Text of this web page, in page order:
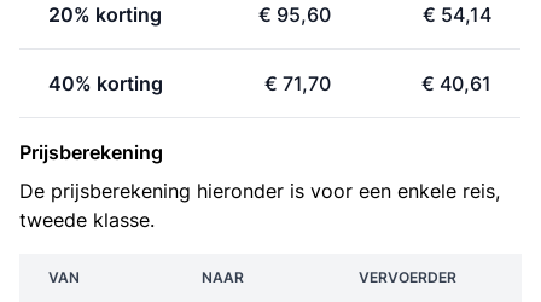
20% korting € 95,60 € 54,14
40% korting € 71,70 € 40,61
Prijsberekening
De prijsberekening hieronder is voor een enkele reis,
tweede klasse.
VAN NAAR VERVOERDER